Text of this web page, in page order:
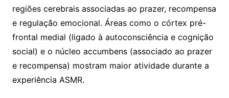
regiões cerebrais associadas ao prazer, recompensa
e regulação emocional. Áreas como o córtex pré-
frontal medial (ligado à autoconsciência e cognição
social) e o núcleo accumbens (associado ao prazer
e recompensa) mostram maior atividade durante a
experiência ASMR.